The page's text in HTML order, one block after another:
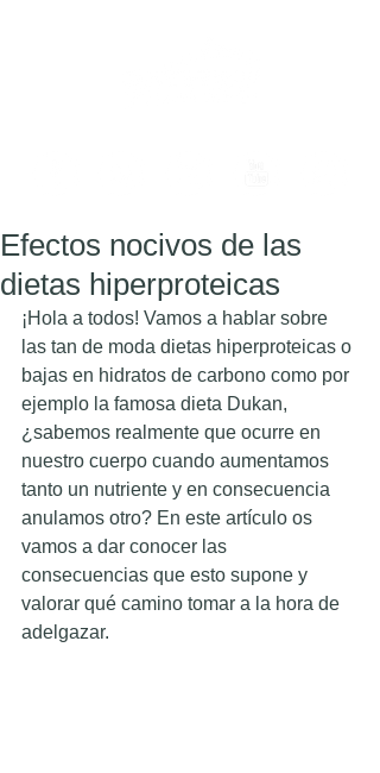
Efectos nocivos de las
dietas hiperproteicas
¡Hola a todos! Vamos a hablar sobre
las tan de moda dietas hiperproteicas o
bajas en hidratos de carbono como por
ejemplo la famosa dieta Dukan,
¿sabemos realmente que ocurre en
nuestro cuerpo cuando aumentamos
tanto un nutriente y en consecuencia
anulamos otro? En este artículo os
vamos a dar conocer las
consecuencias que esto supone y
valorar qué camino tomar a la hora de
adelgazar.